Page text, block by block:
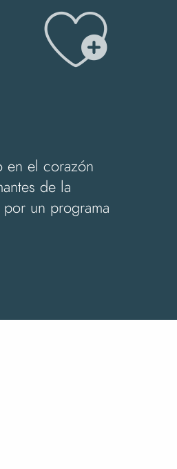
en el corazón
de la
un programa